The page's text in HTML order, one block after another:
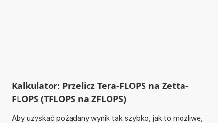
Kalkulator: Przelicz Tera-FLOPS na Zetta-
FLOPS (TFLOPS na ZFLOPS)
Aby uzyskać pożądany wynik tak szybko, jak to możliwe,